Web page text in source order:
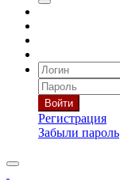
Войти
Регистрация
Забыли пароль